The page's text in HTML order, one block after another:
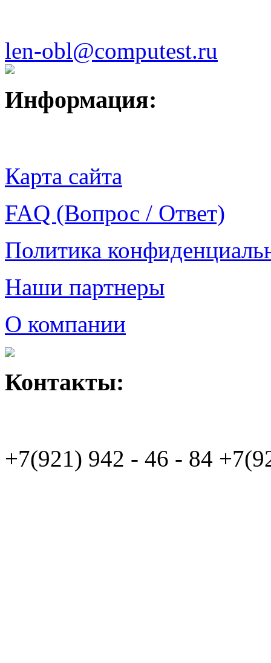
len-obl@computest.ru
Информация:
Карта сайта
FAQ (Вопрос / Ответ)
Политика
Наши партнеры
О компании
Контакты:
+7(921) 942 - 46 - 84